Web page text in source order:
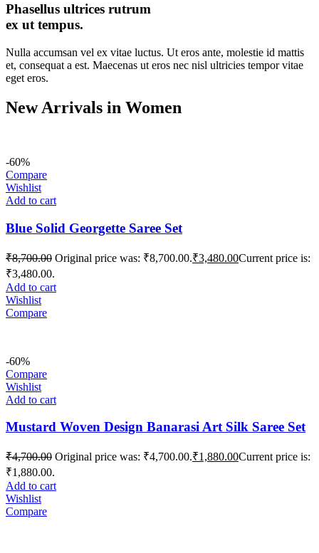
Phasellus ultrices rutrum
ex ut tempus.
Nulla accumsan vel ex vitae luctus. Ut eros ante, molestie id mattis
et, consequat a est. Maecenas ut eros nec nisl ultricies tempor vitae
eget eros.
New Arrivals in Women
-60%
Compare
Wishlist
Add to cart
Blue Solid Georgette Saree Set
₹8,700.00 Original price was: ₹8,700.00.₹3,480.00Current price is:
₹3,480.00.
Add to cart
Wishlist
Compare
-60%
Compare
Wishlist
Add to cart
Mustard Woven Design Banarasi Art Silk Saree Set
₹4,700.00 Original price was: ₹4,700.00.₹1,880.00Current price is:
₹1,880.00.
Add to cart
Wishlist
Compare